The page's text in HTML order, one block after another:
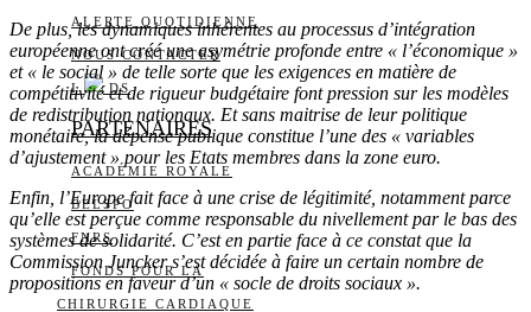
ALERTE QUOTIDIENNE
NOUS CONTACTER
I DS
PARTENAIRES
ACADÉMIE ROYALE
BELSPO
FNRS
FONDS POUR LA
CHIRURGIE CARDIAQUE
De plus, les dynamiques inhérentes au processus d’intégration
européenne ont créé une asymétrie profonde entre « l’économique »
et « le social » de telle sorte que les exigences en matière de
compétitivité et de rigueur budgétaire font pression sur les modèles
de redistribution nationaux. Et sans maitrise de leur politique
monétaire, la dépense publique constitue l’une des « variables
d’ajustement » pour les Etats membres dans la zone euro.
Enfin, l’Europe fait face à une crise de légitimité, notamment parce
qu’elle est perçue comme responsable du nivellement par le bas des
systèmes de solidarité. C’est en partie face à ce constat que la
Commission Juncker s’est décidée à faire un certain nombre de
propositions en faveur d’un « socle de droits sociaux ».